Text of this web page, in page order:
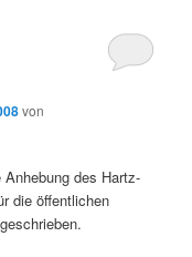
von
des Hartz-
die öffentlichen